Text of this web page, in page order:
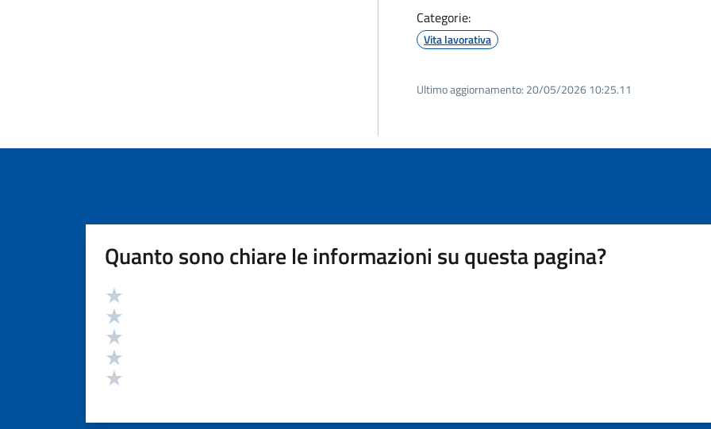
Categorie:
Vita lavorativa
Ultimo aggiornamento: 20/05/2026 10:25.11
Quanto sono chiare le informazioni su questa pagina?
Valutazione